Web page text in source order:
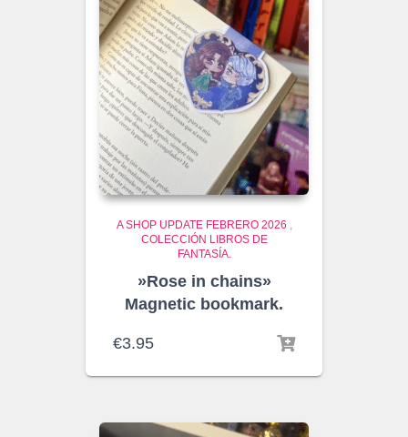
A SHOP UPDATE FEBRERO 2026 ,
COLECCIÓN LIBROS DE
FANTASÍA.
»Rose in chains»
Magnetic bookmark.
€3.95